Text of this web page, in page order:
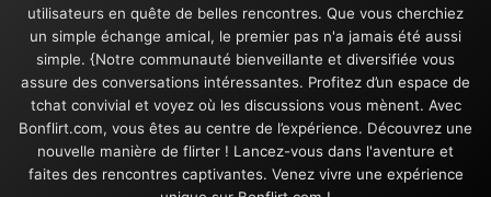
utilisateurs en quête de belles rencontres. Que vous cherchiez
un simple échange amical, le premier pas n'a jamais été aussi
simple. {Notre communauté bienveillante et diversifiée vous
assure des conversations intéressantes. Profitez d’un espace de
tchat convivial et voyez où les discussions vous mènent. Avec
Bonflirt.com, vous êtes au centre de l’expérience. Découvrez une
nouvelle manière de flirter ! Lancez-vous dans l'aventure et
faites des rencontres captivantes. Venez vivre une expérience